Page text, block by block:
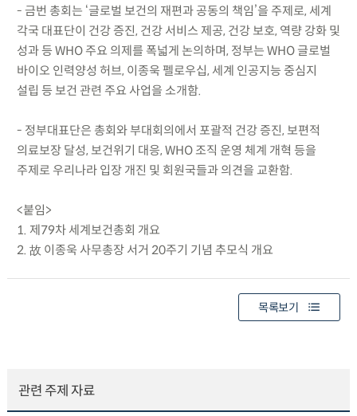
- 금번 총회는 ‘글로벌 보건의 재편과 공동의 책임’을 주제로, 세계
각국 대표단이 건강 증진, 건강 서비스 제공, 건강 보호, 역량 강화 및
성과 등 WHO 주요 의제를 폭넓게 논의하며, 정부는 WHO 글로벌
바이오 인력양성 허브, 이종욱 펠로우십, 세계 인공지능 중심지
설립 등 보건 관련 주요 사업을 소개함.
- 정부대표단은 총회와 부대회의에서 포괄적 건강 증진, 보편적
의료보장 달성, 보건위기 대응, WHO 조직 운영 체계 개혁 등을
주제로 우리나라 입장 개진 및 회원국들과 의견을 교환함.
<붙임>
1. 제79차 세계보건총회 개요
2. 故 이종욱 사무총장 서거 20주기 기념 추모식 개요
목록보기
관련 주제 자료